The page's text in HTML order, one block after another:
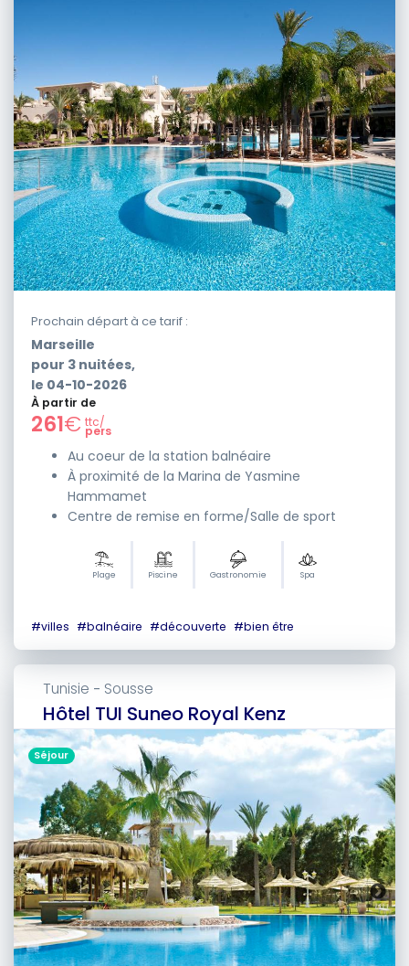
Prochain départ à ce tarif :
Marseille
pour 3 nuitées,
le 04-10-2026
À partir de
261€ ttc/
pers
Au coeur de la station balnéaire
À proximité de la Marina de Yasmine
Hammamet
Centre de remise en forme/Salle de sport
Plage Piscine Gastronomie Spa
#villes #balnéaire #découverte #bien être
Hôtel TUI Suneo Royal Kenz
Tunisie - Sousse
Séjour